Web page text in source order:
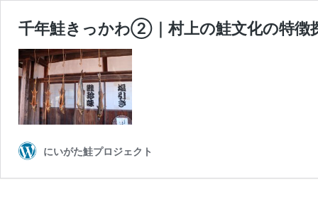
千年鮭きっかわ②｜村上の鮭文化の特徴
にいがた鮭プロジェクト